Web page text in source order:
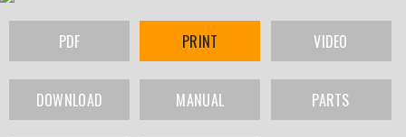
PDF PRINT VIDEO
DOWNLOAD MANUAL PARTS